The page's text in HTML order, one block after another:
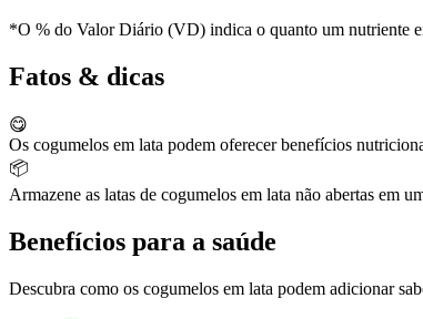
*O % do Valor Diário (VD) indica o quanto um nutriente
Fatos & dicas
😋
Os cogumelos em lata podem oferecer benefícios
📦
Armazene as latas de cogumelos em lata não abertas em
Benefícios para a saúde
Descubra como os cogumelos em lata podem adicionar